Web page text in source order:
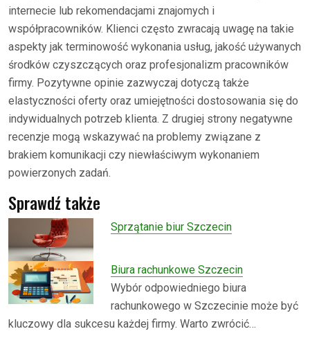
internecie lub rekomendacjami znajomych i
współpracowników. Klienci często zwracają uwagę na takie
aspekty jak terminowość wykonania usług, jakość używanych
środków czyszczących oraz profesjonalizm pracowników
firmy. Pozytywne opinie zazwyczaj dotyczą także
elastyczności oferty oraz umiejętności dostosowania się do
indywidualnych potrzeb klienta. Z drugiej strony negatywne
recenzje mogą wskazywać na problemy związane z
brakiem komunikacji czy niewłaściwym wykonaniem
powierzonych zadań.
Sprawdź także
Sprzątanie biur Szczecin
Biura rachunkowe Szczecin
Wybór odpowiedniego biura
rachunkowego w Szczecinie może być
kluczowy dla sukcesu każdej firmy. Warto zwrócić…